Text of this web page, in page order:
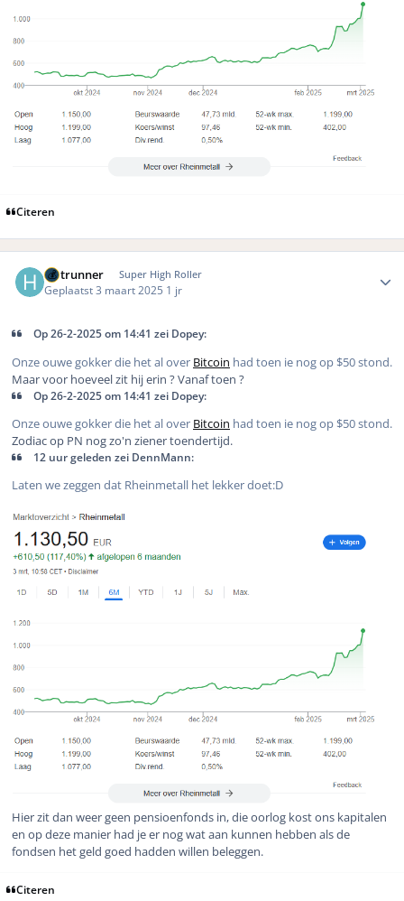
Citeren
Hotrunner Super High Roller
Geplaatst 3 maart 2025 1 jr
Op 26-2-2025 om 14:41 zei Dopey:
Onze ouwe gokker die het al over Bitcoin had toen ie nog op $50 stond.
Maar voor hoeveel zit hij erin ? Vanaf toen ?
Op 26-2-2025 om 14:41 zei Dopey:
Onze ouwe gokker die het al over Bitcoin had toen ie nog op $50 stond.
Zodiac op PN nog zo'n ziener toendertijd.
12 uur geleden zei DennMann:
Laten we zeggen dat Rheinmetall het lekker doet:D
Hier zit dan weer geen pensioenfonds in, die oorlog kost ons kapitalen
en op deze manier had je er nog wat aan kunnen hebben als de
fondsen het geld goed hadden willen beleggen.
Citeren